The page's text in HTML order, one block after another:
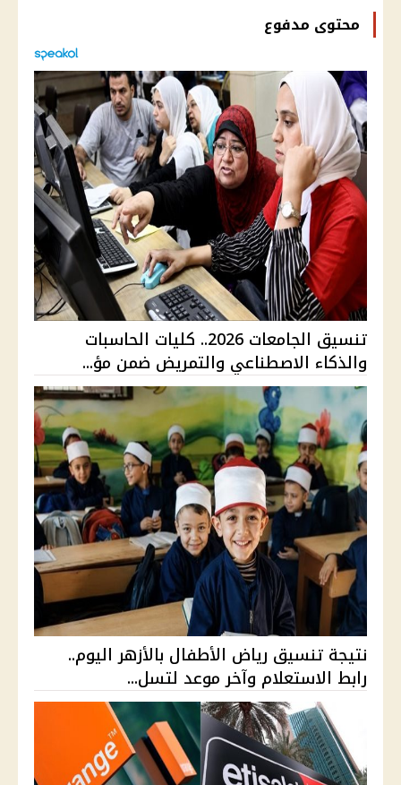
محتوى مدفوع
تنسيق الجامعات 2026.. كليات الحاسبات
والذكاء الاصطناعي والتمريض ضمن مؤ...
نتيجة تنسيق رياض الأطفال بالأزهر اليوم..
رابط الاستعلام وآخر موعد لتسل...